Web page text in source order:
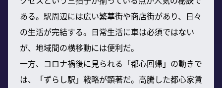
ある。駅周辺には広い繁華街や商店街があり、日々
の生活が完結する。日常生活に車は必須ではない
が、地域間の横移動には便利だ。
一方、コロナ禍後に見られる「都心回帰」の動きで
は、「ずらし駅」戦略が顕著だ。高騰した都心家賃